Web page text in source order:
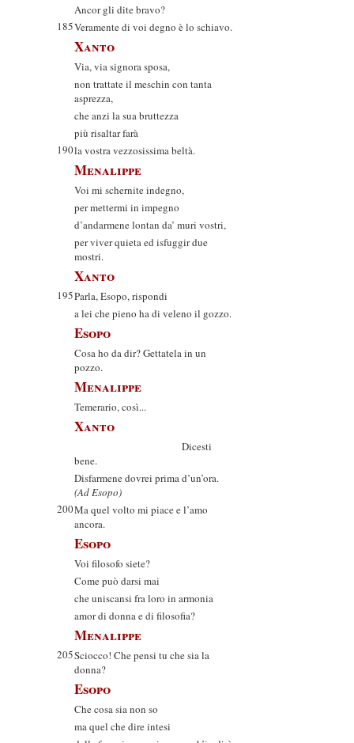
Ancor gli dite bravo?
185Veramente di voi degno è lo schiavo.
Xanto
Via, via signora sposa,
non trattate il meschin con tanta
asprezza,
che anzi la sua bruttezza
più risaltar farà
190la vostra vezzosissima beltà.
Menalippe
Voi mi schernite indegno,
per mettermi in impegno
d’andarmene lontan da’ muri vostri,
per viver quieta ed isfuggir due
mostri.
Xanto
195Parla, Esopo, rispondi
a lei che pieno ha di veleno il gozzo.
Esopo
Cosa ho da dir? Gettatela in un
pozzo.
Menalippe
Temerario, così...
Xanto
Dicesti
bene.
Disfarmene dovrei prima d’un’ora.
(Ad Esopo)
200Ma quel volto mi piace e l’amo
ancora.
Esopo
Voi filosofo siete?
Come può darsi mai
che uniscansi fra loro in armonia
amor di donna e di filosofia?
Menalippe
205Sciocco! Che pensi tu che sia la
donna?
Esopo
Che cosa sia non so
ma quel che dire intesi